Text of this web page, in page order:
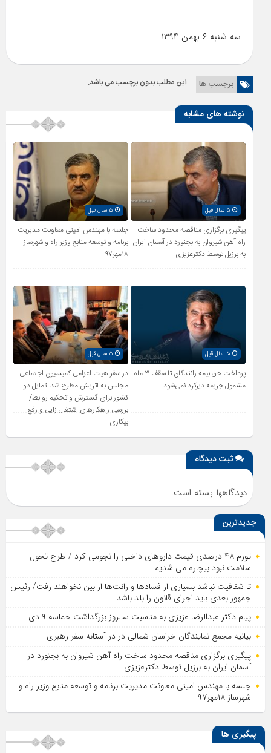
سه شنبه ۶ بهمن ۱۳۹۴
برچسب ها این مطلب بدون برچسب می باشد.
نوشته های مشابه
۵ سال قبل
پیگیری برگزاری مناقصه محدود ساخت
راه آهن شیروان به بجنورد در آسمان ایران
به برزیل توسط دکترعزیزی
۵ سال قبل
جلسه با مهندس امینی معاونت مدیریت
برنامه و توسعه منابع وزیر راه و شهرساز
۱۸مهر۹۷
۵ سال قبل
پرداخت حق بیمه رانندگان تا سقف ۳ ماه
مشمول جریمه دیرکرد نمی‌شود
۵ سال قبل
در سفر هیات اعزامی کمیسیون اجتماعی
مجلس به اتریش مطرح شد: تمایل دو
کشور برای گسترش و تحکیم روابط/
بررسی راهکارهای اشتغال زایی و رفع
بیکاری
ثبت دیدگاه
دیدگاهها بسته است.
جدیدترین
تورم ۴۸ درصدی قیمت داروهای داخلی را نجومی کرد / طرح تحول
سلامت نبود بیچاره می شدیم
تا شفافیت نباشد بسیاری از فساد‌ها و رانت‌ها از بین نخواهند رفت/ رئیس
جمهور بعدی باید اجرای قانون را بلد باشد
پیام دکتر عبدالرضا عزیزی به مناسبت سالروز بزرگداشت حماسه ۹ دی
بیانیه مجمع نمایندگان خراسان شمالی در در آستانه سفر رهبری
پیگیری برگزاری مناقصه محدود ساخت راه آهن شیروان به بجنورد در
آسمان ایران به برزیل توسط دکترعزیزی
جلسه با مهندس امینی معاونت مدیریت برنامه و توسعه منابع وزیر راه و
شهرساز ۱۸مهر۹۷
پیگیری ها